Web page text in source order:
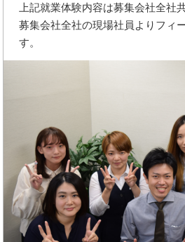
上記就業体験内容は募集会社全社
募集会社全社の現場社員よりフィ
す。